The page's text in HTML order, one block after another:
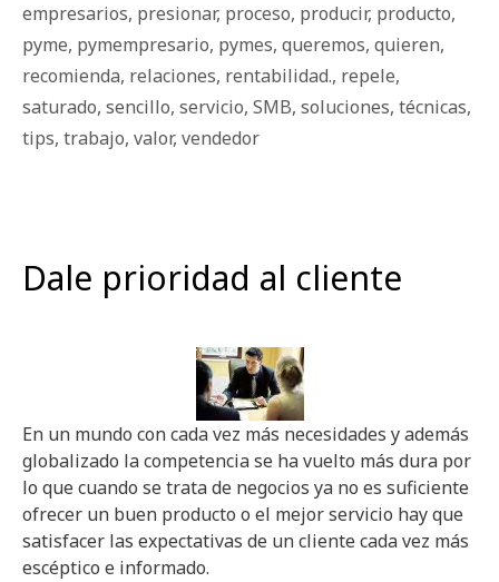
empresarios, presionar, proceso, producir, producto,
pyme, pymempresario, pymes, queremos, quieren,
recomienda, relaciones, rentabilidad., repele,
saturado, sencillo, servicio, SMB, soluciones, técnicas,
tips, trabajo, valor, vendedor
Dale prioridad al cliente
En un mundo con cada vez más necesidades y además
globalizado la competencia se ha vuelto más dura por
lo que cuando se trata de negocios ya no es suficiente
ofrecer un buen producto o el mejor servicio hay que
satisfacer las expectativas de un cliente cada vez más
escéptico e informado.